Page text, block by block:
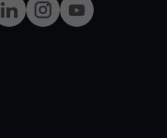
LinkedInInstagramYouTube